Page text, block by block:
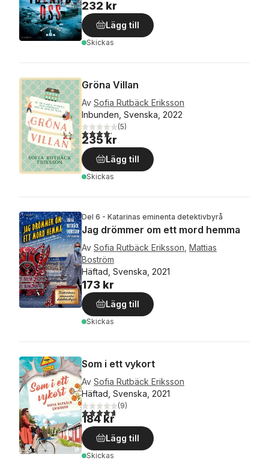
232 kr
Lägg till
Skickas
Gröna Villan
Av Sofia Rutbäck Eriksson
Inbunden, Svenska, 2022
4,2utav 5 stjärnor. Totalt antal röster:
(5)
235 kr
Lägg till
Skickas
Del 6 - Katarinas eminenta detektivbyrå
Jag drömmer om ett mord hemma
Av Sofia Rutbäck Eriksson Mattias
Boström
Häftad, Svenska, 2021
173 kr
Lägg till
Skickas
Som i ett vykort
Av Sofia Rutbäck Eriksson
Häftad, Svenska, 2021
4,7utav 5 stjärnor. Totalt antal röster:
(9)
184 kr
Lägg till
Skickas